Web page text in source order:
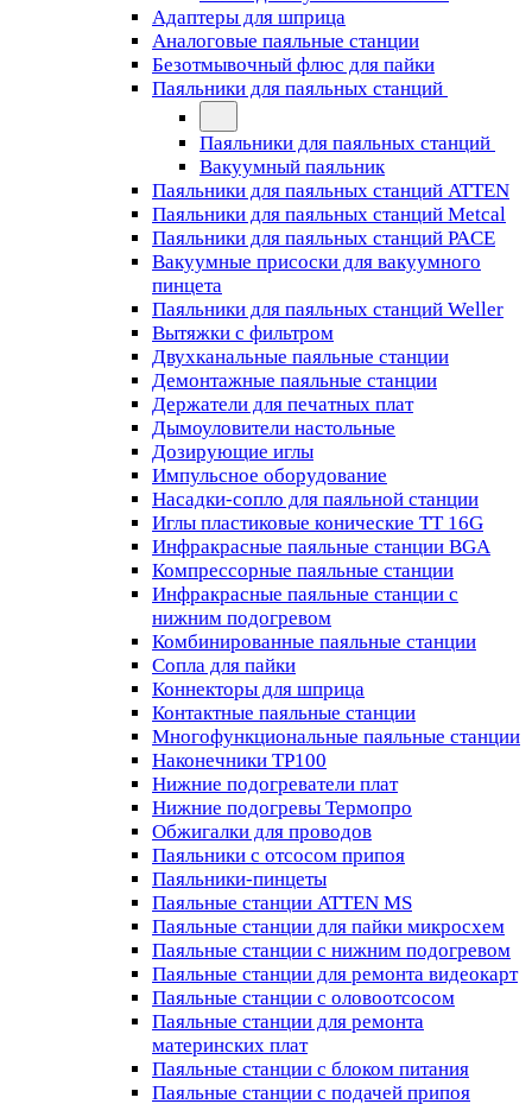
Адаптеры для шприца
Аналоговые паяльные станции
Безотмывочный флюс для пайки
Паяльники для паяльных станций
Паяльники для паяльных станций
Вакуумный паяльник
Паяльники для паяльных станций ATTEN
Паяльники для паяльных станций Metcal
Паяльники для паяльных станций PACE
Вакуумные присоски для вакуумного
пинцета
Паяльники для паяльных станций Weller
Вытяжки с фильтром
Двухканальные паяльные станции
Демонтажные паяльные станции
Держатели для печатных плат
Дымоуловители настольные
Дозирующие иглы
Импульсное оборудование
Насадки-сопло для паяльной станции
Иглы пластиковые конические TT 16G
Инфракрасные паяльные станции BGA
Компрессорные паяльные станции
Инфракрасные паяльные станции с
нижним подогревом
Комбинированные паяльные станции
Сопла для пайки
Коннекторы для шприца
Контактные паяльные станции
Многофункциональные паяльные станции
Наконечники TP100
Нижние подогреватели плат
Нижние подогревы Термопро
Обжигалки для проводов
Паяльники с отсосом припоя
Паяльники-пинцеты
Паяльные станции ATTEN MS
Паяльные станции для пайки микросхем
Паяльные станции с нижним подогревом
Паяльные станции для ремонта видеокарт
Паяльные станции с оловоотсосом
Паяльные станции для ремонта
материнских плат
Паяльные станции с блоком питания
Паяльные станции с подачей припоя